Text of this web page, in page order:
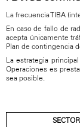
La frecuencia TIBA
En caso de fallo de
acepta únicamente
Plan de contingencia
La estrategia
Operaciones es
sea posible.